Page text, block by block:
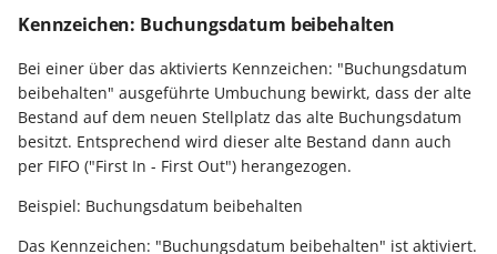
Kennzeichen: Buchungsdatum beibehalten
Bei einer über das aktivierts Kennzeichen: "Buchungsdatum
beibehalten" ausgeführte Umbuchung bewirkt, dass der alte
Bestand auf dem neuen Stellplatz das alte Buchungsdatum
besitzt. Entsprechend wird dieser alte Bestand dann auch
per FIFO ("First In - First Out") herangezogen.
Beispiel: Buchungsdatum beibehalten
Das Kennzeichen: "Buchungsdatum beibehalten" ist aktiviert.
Navigationslinks
Hyperlink-Unterstützung
in Übersichten und in
Detail-Ansichten
Servicevertragsdaten in
Tabellenansicht
Auftragsnummern in
Kasse
Gestalten von
Kassenbelegen
Kassenprüfung TSE